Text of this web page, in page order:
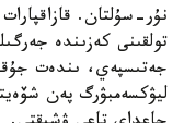
نۇر-سۇلتان.
تولقىنى كەزىندە
جەتىسپەي، ىندەت
ليۋكسەمبۋرگ پەن